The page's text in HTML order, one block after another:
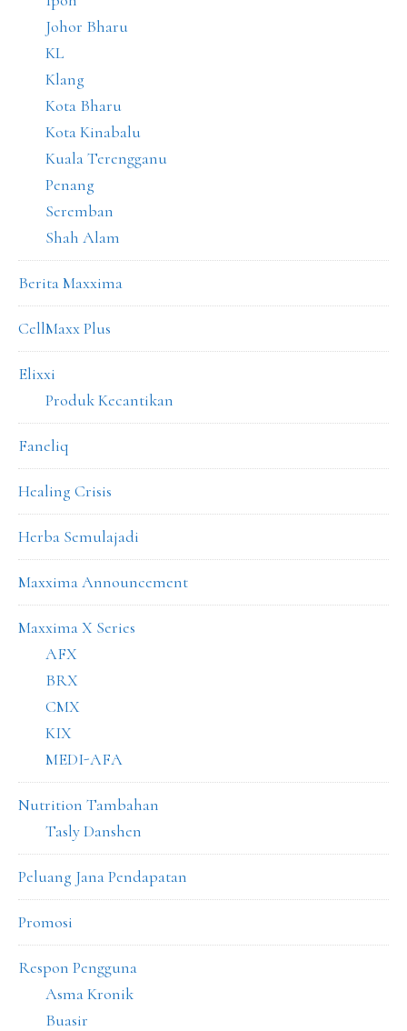
Johor Bharu
KL
Klang
Kota Bharu
Kota Kinabalu
Kuala Terengganu
Penang
Seremban
Shah Alam
Berita Maxxima
CellMaxx Plus
Elixxi
Produk Kecantikan
Faneliq
Healing Crisis
Herba Semulajadi
Maxxima Announcement
Maxxima X Series
AFX
BRX
CMX
KIX
MEDI-AFA
Nutrition Tambahan
Tasly Danshen
Peluang Jana Pendapatan
Promosi
Respon Pengguna
Asma Kronik
Buasir